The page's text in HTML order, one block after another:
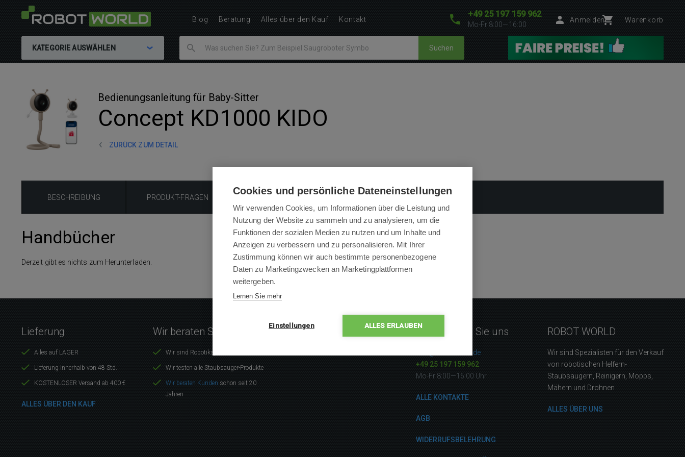
+49 25 197 159 962
Mo-Fr 8:00—16:00
Anmelden Warenkorb
KATEGORIE AUSWÄHLEN Suchen
Bedienungsanleitung für Baby-Sitter
Concept KD1000 KIDO
ZURÜCK ZUM DETAIL
BESCHREIBUNG PRODUKT-FRAGEN BEWERTUNGEN BEDIENUNGSANLEITUNGEN
Handbücher
Derzeit gibt es nichts zum Herunterladen.
Blog Beratung Alles über den Kauf Kontakt
Lieferung
Alles auf LAGER
Lieferung innerhalb von 48 Std.
KOSTENLOSER Versand ab 400 €
ALLES ÜBER DEN KAUF
Wir beraten Sie gerne
Wir sind Robotikspezialisten
Wir testen alle Staubsauger-Produkte
Wir beraten Kunden schon seit 20
Jahren
Kontaktieren Sie uns
info@robotworld.de
+49 25 197 159 962
Mo-Fr 8:00—16:00 Uhr
ALLE KONTAKTE
AGB
WIDERRUFSBELEHRUNG
ROBOT WORLD
Wir sind Spezialisten für den Verkauf
von robotischen Helfern-
Staubsaugern, Reinigern, Mopps,
Mähern und Drohnen
ALLES ÜBER UNS
Cookies und persönliche Dateneinstellungen
Wir verwenden Cookies, um Informationen über die Leistung und
Nutzung der Website zu sammeln und zu analysieren, um die
Funktionen der sozialen Medien zu nutzen und um Inhalte und
Anzeigen zu verbessern und zu personalisieren. Mit Ihrer
Zustimmung können wir auch bestimmte personenbezogene
Daten zu Marketingzwecken an Marketingplattformen
weitergeben.
Lernen Sie mehr
Einstellungen ALLES ERLAUBEN